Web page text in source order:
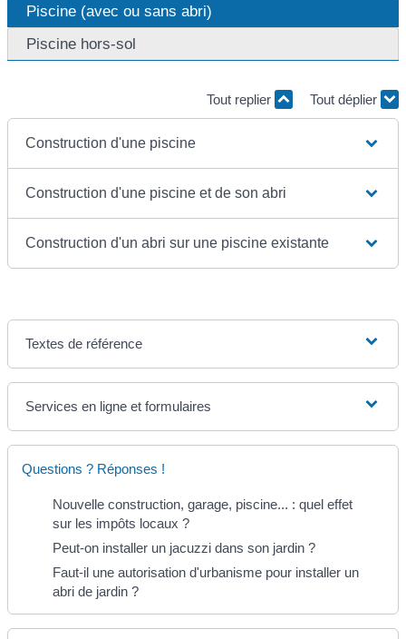
Piscine (avec ou sans abri)
Piscine hors-sol
Tout replier Tout déplier
Construction d'une piscine
Construction d'une piscine et de son abri
Construction d'un abri sur une piscine existante
Textes de référence
Services en ligne et formulaires
Questions ? Réponses !
Nouvelle construction, garage, piscine... : quel effet
sur les impôts locaux ?
Peut-on installer un jacuzzi dans son jardin ?
Faut-il une autorisation d'urbanisme pour installer un
abri de jardin ?